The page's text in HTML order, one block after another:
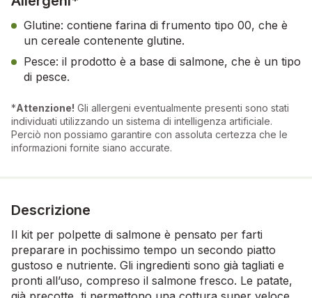
Glutine: contiene farina di frumento tipo 00, che è
un cereale contenente glutine.
Pesce: il prodotto è a base di salmone, che è un tipo
di pesce.
*Attenzione! Gli allergeni eventualmente presenti sono stati
individuati utilizzando un sistema di intelligenza artificiale.
Perciò non possiamo garantire con assoluta certezza che le
informazioni fornite siano accurate.
Descrizione
Il kit per polpette di salmone è pensato per farti
preparare in pochissimo tempo un secondo piatto
gustoso e nutriente. Gli ingredienti sono già tagliati e
pronti all’uso, compreso il salmone fresco. Le patate,